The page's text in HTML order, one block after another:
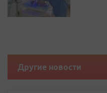
Другие новости